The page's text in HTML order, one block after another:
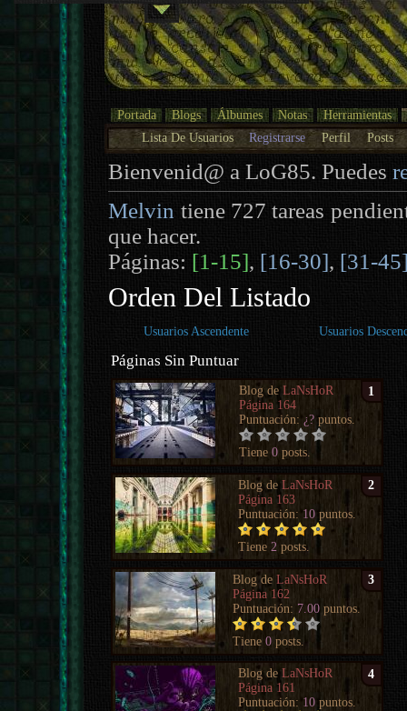
Portada Blogs Álbumes Notas
Herramientas
Lista De Usuarios
Registrarse Perfil Posts
Bienvenid@ a LoG85. Puedes
Melvin tiene 727 tareas
que hacer.
Páginas: [1-15], [16-30], [31-
Orden Del Listado
Usuarios Ascendente Usuarios
Páginas Sin Puntuar
1
Blog deLaNsHoR
Página 164
Puntuación: ¿? puntos.
Tiene0 posts.
2
Blog deLaNsHoR
Página 163
Puntuación: 10 puntos.
Tiene 2 posts.
3
Blog deLaNsHoR
Página 162
Puntuación: 7.00 puntos.
Tiene0 posts.
4
Blog deLaNsHoR
Página 161
Puntuación: 10 puntos.